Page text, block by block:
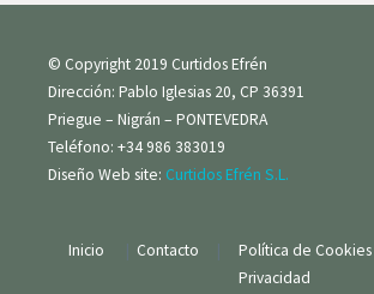
© Copyright 2019 Curtidos Efrén
Dirección: Pablo Iglesias 20, CP 36391
Priegue – Nigrán – PONTEVEDRA
Teléfono: +34 986 383019
Diseño Web site: Curtidos Efrén S.L.
Inicio | Contacto | Política de Cookies
Privacidad